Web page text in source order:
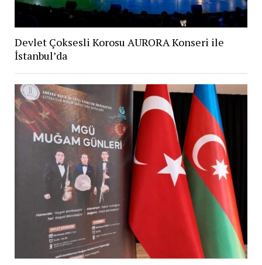
Devlet Çoksesli Korosu AURORA Konseri ile
İstanbul’da